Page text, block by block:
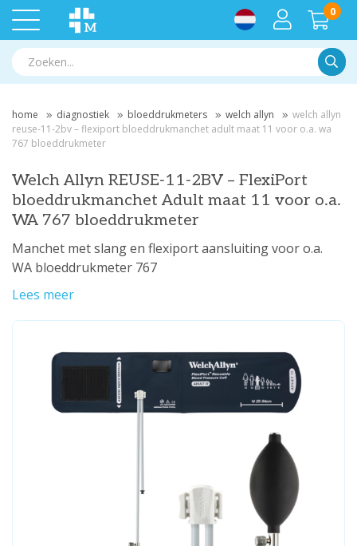
0
home diagnostiek bloeddrukmeters welch allyn
welch allyn
reuse‑11‑2bv – flexiport bloeddrukmanchet adult maat 11 voor o.a. wa
767 bloeddrukmeter
Welch Allyn REUSE‑11‑2BV – FlexiPort
bloeddrukmanchet Adult maat 11 voor o.a.
WA 767 bloeddrukmeter
Manchet met slang en flexiport aansluiting voor o.a.
WA bloeddrukmeter 767
Lees meer